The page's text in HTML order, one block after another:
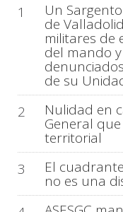
1 Un
de
militares de
del mando
de su
2
Nulidad en
General
territorial
3
El
no es una